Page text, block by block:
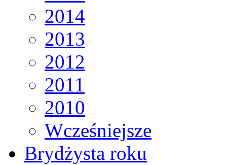
2014
2013
2012
2011
2010
Wcześniejsze
Brydżysta roku